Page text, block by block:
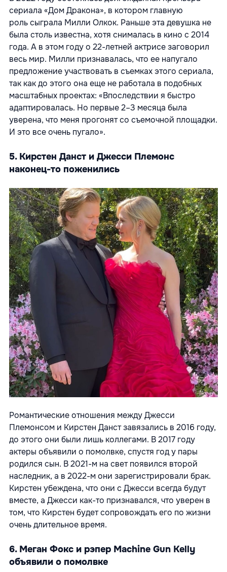
сериала «Дом Дракона», в котором главную
роль сыграла Милли Олкок. Раньше эта девушка не
была столь известна, хотя снималась в кино с 2014
года. А в этом году о 22-летней актрисе заговорил
весь мир. Милли признавалась, что ее напугало
предложение участвовать в съемках этого сериала,
так как до этого она еще не работала в подобных
масштабных проектах: «Впоследствии я быстро
адаптировалась. Но первые 2–3 месяца была
уверена, что меня прогонят со съемочной площадки.
И это все очень пугало».
5. Кирстен Данст и Джесси Племонс
наконец-то поженились
Романтические отношения между Джесси
Племонсом и Кирстен Данст завязались в 2016 году,
до этого они были лишь коллегами. В 2017 году
актеры объявили о помолвке, спустя год у пары
родился сын. В 2021-м на свет появился второй
наследник, а в 2022-м они зарегистрировали брак.
Кирстен убеждена, что они с Джесси всегда будут
вместе, а Джесси как-то признавался, что уверен в
том, что Кирстен будет сопровождать его по жизни
очень длительное время.
6. Меган Фокс и рэпер Machine Gun Kelly
объявили о помолвке